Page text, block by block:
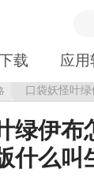
载 应用
口袋妖怪叶
绿伊布
什么叫